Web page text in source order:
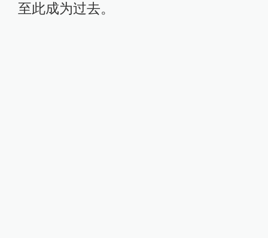
至此成为过去。